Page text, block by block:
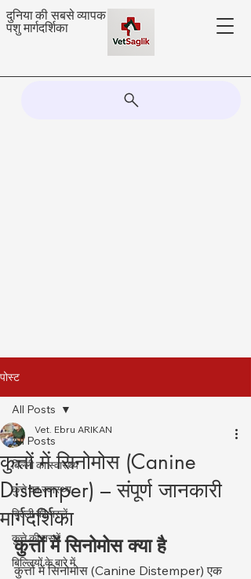
दुनिया की सबसे व्यापक
पशु मार्गदर्शिका
पोस्ट
All Posts
बिल्ली का स्वास्थ्य
कुत्ते का स्वास्थ्य
बिल्ली की नस्लें
कुत्ते की नस्लें
बिल्लियों के बारे में
All Posts
कुत्तों में सिनोमोस (Canine
Distemper) – संपूर्ण जानकारी
मार्गदर्शिका
Vet. Ebru ARIKAN
कुत्तों में सिनोमोस क्या है
कुत्तों में सिनोमोस (Canine Distemper) एक